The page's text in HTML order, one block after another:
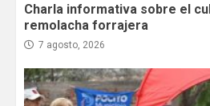
Charla informativa sobre el
remolacha forrajera
7 agosto, 2026